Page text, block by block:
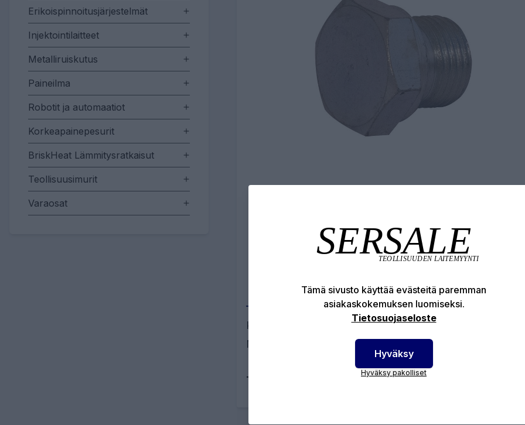
Erikoispinnoitusjärjestelmät
Injektointilaitteet
Metalliruiskutus
Paineilma
Robotit ja automaatiot
Korkeapainepesurit
BriskHeat Lämmitysratkaisut
Teollisuusimurit
Varaosat
Tuotekuvaus Tekniset edut
Korkeapainenippa / Hydrauliikkanippa Materiaali: Teräs
Muoto: Suora Kierretyyppi: BSP
Tuotenumero: 12-75010006
Tämä sivusto käyttää evästeitä paremman
asiakaskokemuksen luomiseksi.
Tietosuojaseloste
Hyväksy
Hyväksy pakolliset